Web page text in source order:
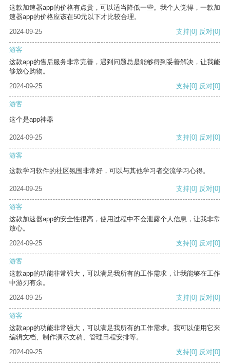
这款加速器app的价格有点贵，可以适当降低一些。我个人觉得，一款加
速器app的价格应该在50元以下才比较合理。
2024-09-25
支持[0] 反对[0]
游客
这款app的售后服务非常完善，遇到问题总是能够得到妥善解决，让我能
够放心购物。
2024-09-25
支持[0] 反对[0]
游客
这个是app神器
2024-09-25 支持[0] 反对[0]
游客
这款学习软件的社区氛围非常好，可以与其他学习者交流学习心得。
2024-09-25 支持[0] 反对[0]
游客
这款加速器app的安全性很高，使用过程中不会泄露个人信息，让我非常
放心。
2024-09-25
支持[0] 反对[0]
游客
这款app的功能非常强大，可以满足我所有的工作需求，让我能够在工作
中游刃有余。
2024-09-25
支持[0] 反对[0]
游客
这款app的功能非常强大，可以满足我所有的工作需求。我可以使用它来
编辑文档、制作演示文稿、管理日程安排等。
2024-09-25
支持[0] 反对[0]